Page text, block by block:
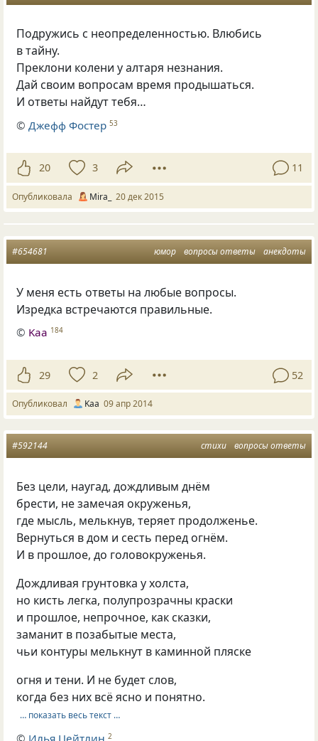
Подружись с неопределенностью. Влюбись
в тайну.
Преклони колени у алтаря незнания.
Дай своим вопросам время продышаться.
И ответы найдут тебя…
©Джефф Фостер 53
20 3 11
Опубликовала Mira_ 20 дек 2015
юмор вопросы ответы анекдоты
#654681
У меня есть ответы на любые вопросы.
Изредка встречаются правильные.
© Kaa 184
29 2 52
Опубликовал Kaa 09 апр 2014
стихи вопросы ответы
#592144
Без цели, наугад, дождливым днём
брести, не замечая окруженья,
где мысль, мелькнув, теряет продолженье.
Вернуться в дом и сесть перед огнём.
И в прошлое, до головокруженья.
Дождливая грунтовка у холста,
но кисть легка, полупрозрачны краски
и прошлое, непрочное, как сказки,
заманит в позабытые места,
чьи контуры мелькнут в каминной пляске
огня и тени. И не будет слов,
когда без них всё ясно и понятно.
… показать весь текст …
2